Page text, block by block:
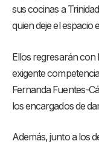
sus cocinas a
quien deje el espacio
Ellos regresarán con
exigente
Fernanda Fuentes-
los encargados de
Además, junto a los